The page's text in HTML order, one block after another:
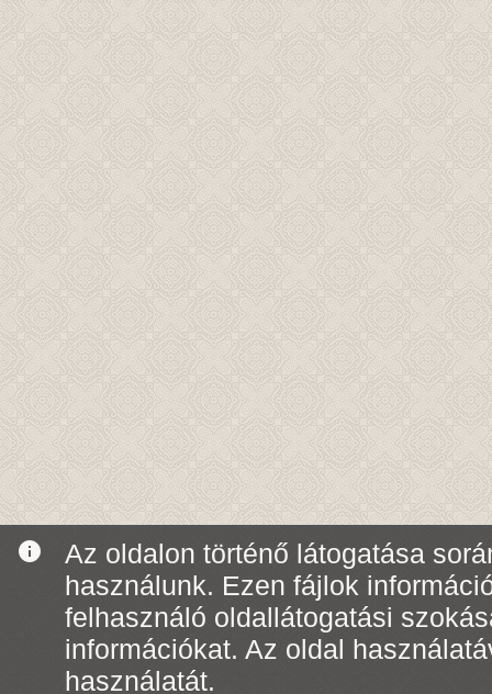
info
Az oldalon történő látogatása
használunk. Ezen fájlok
felhasználó oldallátogatási
információkat. Az oldal
használatát.